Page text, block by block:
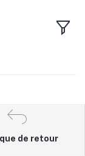
de retour